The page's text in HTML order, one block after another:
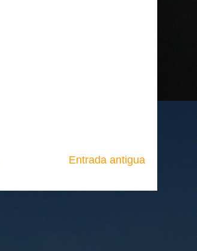
Entrada antigua